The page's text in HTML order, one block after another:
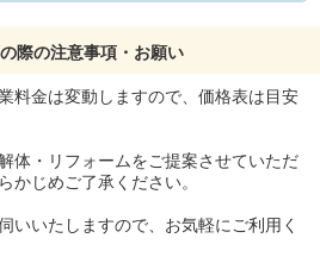
際の注意事項・お願い
料金は変動しますので、価格表は目安
体・リフォームをご提案させていただ
かじめご了承ください。
いいたしますので、お気軽にご利用く